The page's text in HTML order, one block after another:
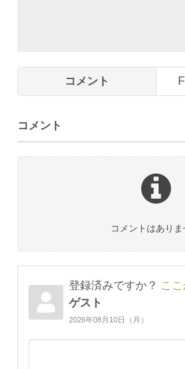
コメント
コメント
コメントはありま
登録済みですか？ こ
ゲスト
2026年08月10日（月）